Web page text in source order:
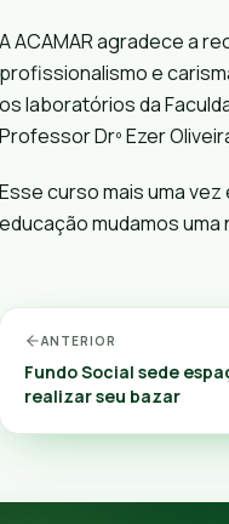
A ACAMAR agradece a
profissionalismo e
os laboratórios da
Professor DrºEzer
Esse curso mais uma
educação mudamos uma
ANTERIOR
Fundo Social sede
realizar seu bazar